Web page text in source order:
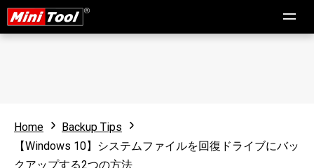
Home
Backup Tips
【Windows 10】システムファイルを回復ドライブにバッ
クアップする2つの方法